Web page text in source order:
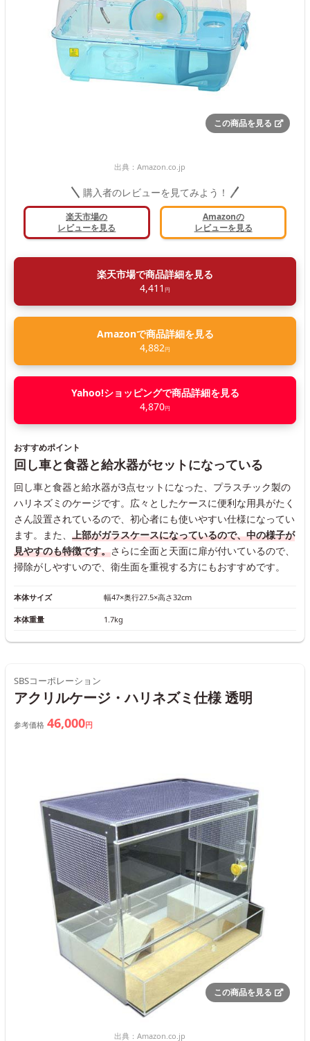
この商品を見る
出典： Amazon.co.jp
購入者のレビューを見てみよう！
楽天市場の
レビューを見る
Amazonの
レビューを見る
楽天市場で商品詳細を見る
4,411 円
Amazonで商品詳細を見る
4,882円
Yahoo!ショッピングで商品詳細を見る
4,870円
おすすめポイント
回し車と食器と給水器がセットになっている
回し車と食器と給水器が3点セットになった、プラスチック製の
ハリネズミのケージです。広々としたケースに便利な用具がたく
さん設置されているので、初心者にも使いやすい仕様になってい
ます。また、 上部がガラスケースになっているので、中の様子が
見やすのも特徴です。さらに全面と天面に扉が付いているので、
掃除がしやすいので、衛生面を重視する方にもおすすめです。
本体サイズ 幅47×奥行27.5×高さ32cm
本体重量 1.7kg
SBSコーポレーション
アクリルケージ・ハリネズミ仕様 透明
参考価格 46,000円
この商品を見る
出典： Amazon.co.jp